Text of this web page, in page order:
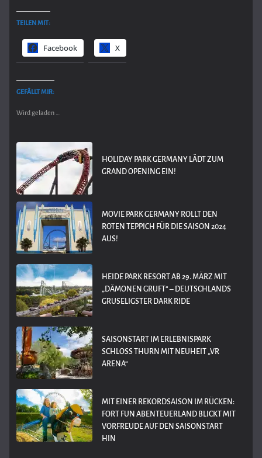
TEILEN MIT:
Facebook X
GEFÄLLT MIR:
Wird geladen …
HOLIDAY PARK GERMANY LÄDT ZUM
GRAND OPENING EIN!
MOVIE PARK GERMANY ROLLT DEN
ROTEN TEPPICH FÜR DIE SAISON 2024
AUS!
HEIDE PARK RESORT AB 29. MÄRZ MIT
„DÄMONEN GRUFT“ – DEUTSCHLANDS
GRUSELIGSTER DARK RIDE
SAISONSTART IM ERLEBNISPARK
SCHLOSS THURN MIT NEUHEIT „VR
ARENA“
MIT EINER REKORDSAISON IM RÜCKEN:
FORT FUN ABENTEUERLAND BLICKT MIT
VORFREUDE AUF DEN SAISONSTART
HIN